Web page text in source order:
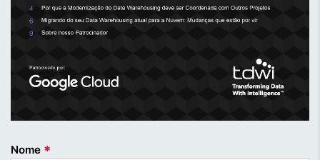
Nome *